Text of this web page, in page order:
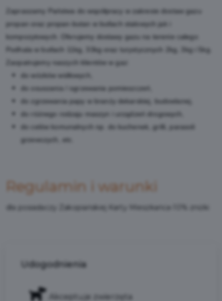
Zapraszamy Państwa do współpracy w zakresie dostaw gazu
propan oraz propan-butan w butlach stalowych jak i
kompozytowych. Oferujemy dostawy gazu na terenie całego
Podhala w butlach 11kg, 33kg oraz turystycznych 2kg, 3kg i 5kg.
Zaopatrujemy naszych klientów w gaz:
do wózków widłowych,
do osuszania / ogrzewania pomieszczeń,
do zgrzewania papy w branży dekarskiej, budowlanej,
do różnego rodzaju maszyn i urządzeń drogowych,
do celów komunalnych np. do kuchenek, grilli, parasoli
grzewczych, etc.
Regulamin i warunki
dla posiadaczy Zakopiańskiej Karty Mieszkańca-10% zniżki
Udogodnienia
Akceptuje zwierzęta